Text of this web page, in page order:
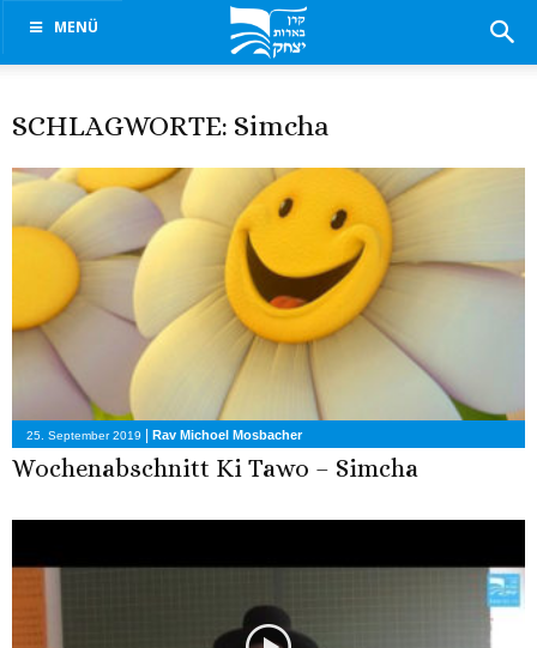
MENÜ
SCHLAGWORTE: Simcha
25. September 2019 Rav Michoel Mosbacher
Wochenabschnitt Ki Tawo – Simcha